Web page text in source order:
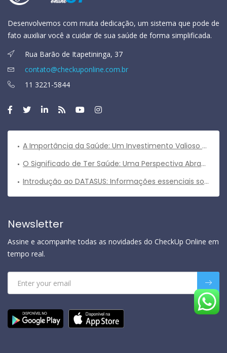
Desenvolvemos com muita dedicação, um sistema que pode de
fato auxiliar você a cuidar de sua saúde de forma simplificada.
Rua Barão de Itapetininga, 37
contato@checkuponline.com.br
11 3221-5844
A Importância da Saúde: Um Investimento Valioso para uma Vida Plena
O Significado de Ter Saúde: Uma Perspectiva Abrangente
Introdução ao DATASUS: Informações essenciais sobre o sistema de informações em saúde do Brasil
Newsletter
Assine e acompanhe todas as novidades do CheckUp Online em
tempo real.